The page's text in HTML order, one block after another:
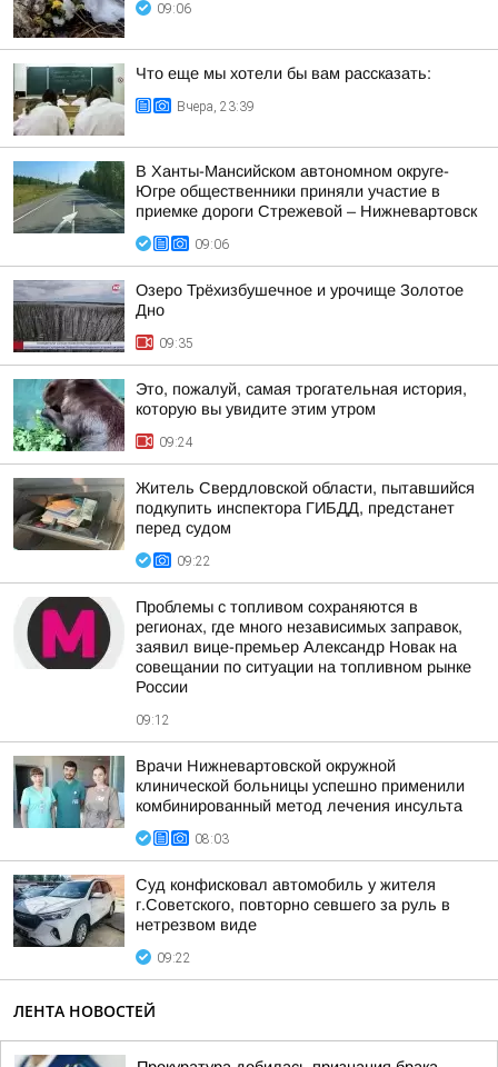
09:06
Что еще мы хотели бы вам рассказать:
Вчера, 23:39
В Ханты-Мансийском автономном округе-
Югре общественники приняли участие в
приемке дороги Стрежевой – Нижневартовск
09:06
Озеро Трёхизбушечное и урочище Золотое
Дно
09:35
Это, пожалуй, самая трогательная история,
которую вы увидите этим утром
09:24
Житель Свердловской области, пытавшийся
подкупить инспектора ГИБДД, предстанет
перед судом
09:22
Проблемы с топливом сохраняются в
регионах, где много независимых заправок,
заявил вице-премьер Александр Новак на
совещании по ситуации на топливном рынке
России
09:12
Врачи Нижневартовской окружной
клинической больницы успешно применили
комбинированный метод лечения инсульта
08:03
Суд конфисковал автомобиль у жителя
г.Советского, повторно севшего за руль в
нетрезвом виде
09:22
ЛЕНТА НОВОСТЕЙ